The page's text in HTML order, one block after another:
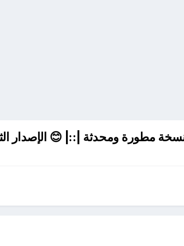
مطورة ومحدثة |::| 😊 الإصدار